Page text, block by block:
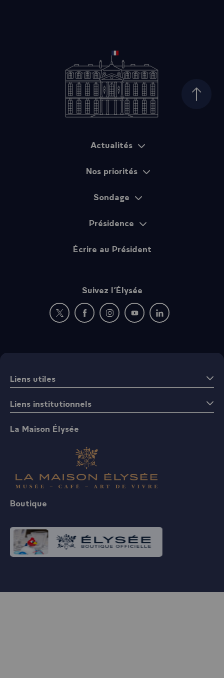
Haut
Actualités
Nos priorités
Sondage
Présidence
Écrire au Président
Suivez l’Élysée
Nouvelle fenêtre : rejoignez-nous sur Twitter
Nouvelle fenêtre : rejoignez-nous sur
Nouvelle fenêtre : rejoignez-nous
Nouvelle fenêtre :
Nouvelle fenêtre :
Liens utiles
Liens institutionnels
La Maison Élysée
Boutique